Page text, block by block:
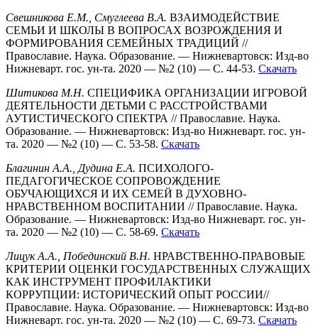
Свешникова Е.М., Смуглеева В.А. ВЗАИМОДЕЙСТВИЕ
СЕМЬИ И ШКОЛЫ В ВОПРОСАХ ВОЗРОЖДЕНИЯ И
ФОРМИРОВАНИЯ СЕМЕЙНЫХ ТРАДИЦИЙ //
Православие. Наука. Образование. — Нижневартовск: Изд-во
Нижневарт. гос. ун-та. 2020 — №2 (10) — С. 44-53. Скачать
Шитикова М.Н. СПЕЦИФИКА ОРГАНИЗАЦИИ ИГРОВОЙ
ДЕЯТЕЛЬНОСТИ ДЕТЬМИ С РАССТРОЙСТВАМИ
АУТИСТИЧЕСКОГО СПЕКТРА // Православие. Наука.
Образование. — Нижневартовск: Изд-во Нижневарт. гос. ун-
та. 2020 — №2 (10) — С. 53-58. Скачать
Благинин А.А., Дудина Е.А. ПСИХОЛОГО-
ПЕДАГОГИЧЕСКОЕ СОПРОВОЖДЕНИЕ
ОБУЧАЮЩИХСЯ И ИХ СЕМЕЙ В ДУХОВНО-
НРАВСТВЕННОМ ВОСПИТАНИИ // Православие. Наука.
Образование. — Нижневартовск: Изд-во Нижневарт. гос. ун-
та. 2020 — №2 (10) — С. 58-69. Скачать
Лицук А.А., Побединский В.Н. НРАВСТВЕННО-ПРАВОВЫЕ
КРИТЕРИИ ОЦЕНКИ ГОСУДАРСТВЕННЫХ СЛУЖАЩИХ
КАК ИНСТРУМЕНТ ПРОФИЛАКТИКИ
КОРРУПЦИИ: ИСТОРИЧЕСКИЙ ОПЫТ РОССИИ//
Православие. Наука. Образование. — Нижневартовск: Изд-во
Нижневарт. гос. ун-та. 2020 — №2 (10) — С. 69-73. Скачать